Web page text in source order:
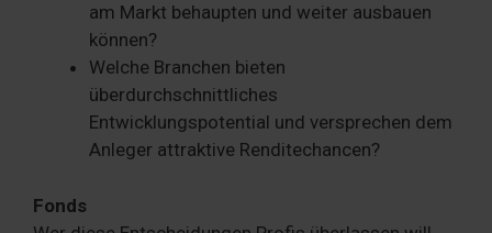
am Markt behaupten und weiter ausbauen
können?
Welche Branchen bieten
überdurchschnittliches
Entwicklungspotential und versprechen dem
Anleger attraktive Renditechancen?
Fonds